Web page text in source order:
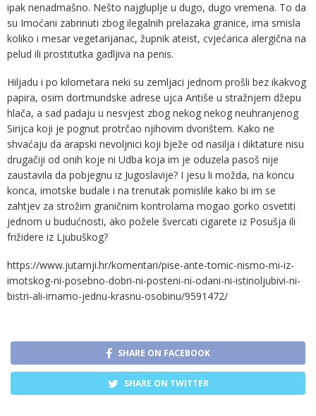
ipak nenadmašno. Nešto najgluplje u dugo, dugo vremena. To da
su Imoćani zabrinuti zbog ilegalnih prelazaka granice, ima smisla
koliko i mesar vegetarijanac, župnik ateist, cvjećarica alergična na
pelud ili prostitutka gadljiva na penis.
Hiljadu i po kilometara neki su zemljaci jednom prošli bez ikakvog
papira, osim dortmundske adrese ujca Antiše u stražnjem džepu
hlača, a sad padaju u nesvjest zbog nekog nekog neuhranjenog
Sirijca koji je pognut protrčao njihovim dvorištem. Kako ne
shvaćaju da arapski nevoljnici koji bježe od nasilja i diktature nisu
drugačiji od onih koje ni Udba koja im je oduzela pasoš nije
zaustavila da pobjegnu iz Jugoslavije? I jesu li možda, na koncu
konca, imotske budale i na trenutak pomislile kako bi im se
zahtjev za strožim graničnim kontrolama mogao gorko osvetiti
jednom u budućnosti, ako požele švercati cigarete iz Posušja ili
frižidere iz Ljubuškog?
https://www.jutarnji.hr/komentari/pise-ante-tomic-nismo-mi-iz-
imotskog-ni-posebno-dobri-ni-posteni-ni-odani-ni-istinoljubivi-ni-
bistri-ali-imamo-jednu-krasnu-osobinu/9591472/
SHARE ON FACEBOOK
SHARE ON TWITTER